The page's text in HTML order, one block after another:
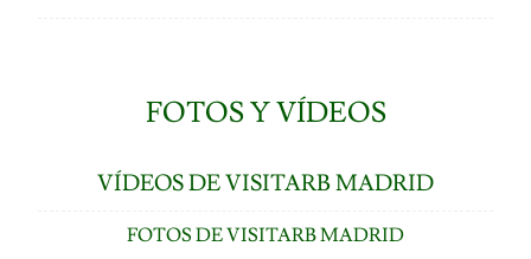
FOTOS Y VÍDEOS
VÍDEOS DE VISITARB MADRID
FOTOS DE VISITARB MADRID